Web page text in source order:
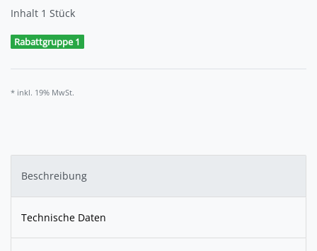
Inhalt 1 Stück
Rabattgruppe 1
* inkl. 19% MwSt.
Beschreibung
Technische Daten